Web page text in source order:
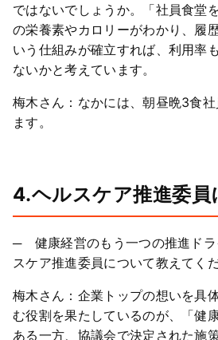
ではないでしょうか。「社員食堂
の栄養素やカロリーがわかり、履
いう仕組みが確立すれば、利用率
ないかと考えています。
梅木さん：なかには、朝昼晩3食
ます。
4.ヘルスケア推進委員
─ 健康経営のもう一つの推進ドラ
スケア推進委員について教えてくだ
梅木さん：企業トップの想いを具
む役割を果たしているのが、「健
ある一方、協議会で決定された施